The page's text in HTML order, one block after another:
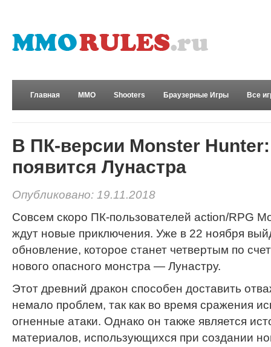
Главная MMO Shooters Браузерные Игры Все
В ПК-версии Monster
появится Лунастра
Опубликовано: 19.11.2018
Совсем скоро ПК-пользователей action/RPG
ждут новые приключения. Уже в 22 ноября
обновление, которое станет четвертым по
нового опасного монстра — Лунастру.
Этот древний дракон способен доставить
немало проблем, так как во время сражения
огненные атаки. Однако он также является
материалов, использующихся при создании